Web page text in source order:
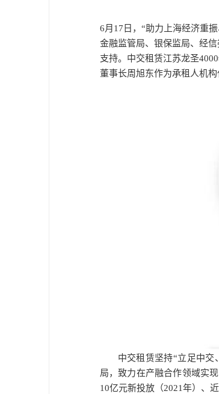
6月 17 日，“助力上海经济重
金融监管局、银保监局、经
支持。中交租赁江苏龙圣
董事长周旭东作为承租人机
中交租赁坚持“立足中
局，致力在产融合作领域实
10亿元新投放（2021年）、近